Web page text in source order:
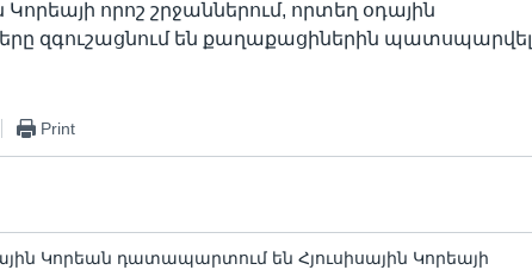
որոշ շրջաններում, որտեղ օդային
զգուշացնում են քաղաքացիներին պատսպարվել
Print
Կորեան դատապարտում են Հյուսիսային Կորեայի